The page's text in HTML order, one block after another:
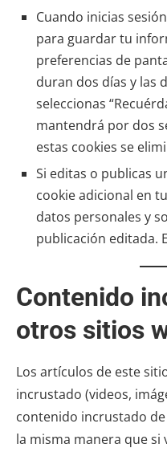
Cuando inicias
para guardar tu
preferencias de
duran dos días y las
seleccionas
mantendrá por dos
estas cookies se
Si editas o publicas
cookie adicional en
datos personales y
publicación editada.
Contenido
otros sitios
Los artículos de este
incrustado (videos,
contenido incrustado
la misma manera que si